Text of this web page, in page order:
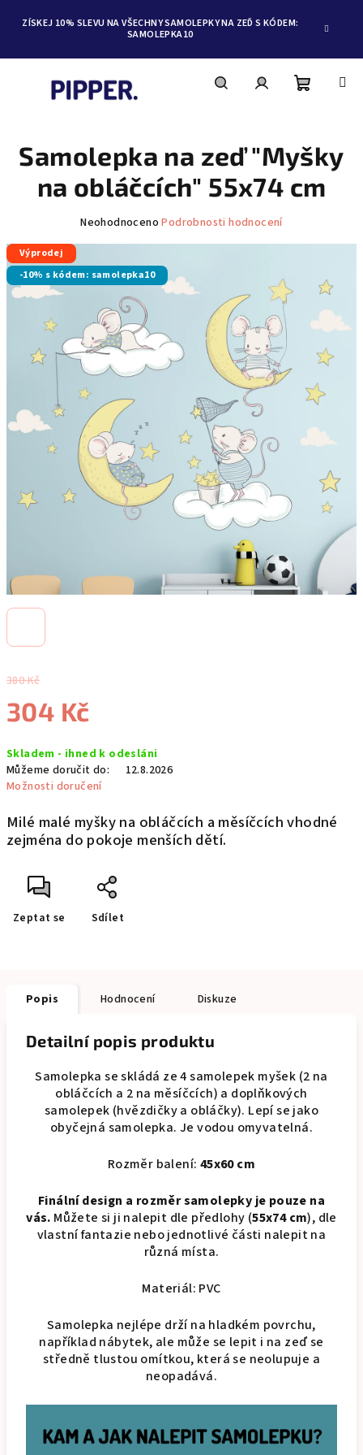
obsah
ZÍSKEJ 10% SLEVU NA VŠECHNY SAMOLEPKY NA ZEĎ S KÓDEM:
SAMOLEPKA10
košík
380 Kč
304 Kč
cena:
Skladem - ihned k odesláni
Můžeme doručit do:
12.8.2026
Možnosti doručení
Milé malé myšky na obláčcích a měsíčcích vhodné
zejména do pokoje menších dětí.
Zeptat se Sdílet
Samolepka na zeď "Myšky
na obláčcích" 55x74 cm
Průměrné
je
0,0
hvězdiček.
Neohodnoceno Podrobnosti hodnocení
Výprodej
-10% s kódem: samolepka10
Popis Hodnocení Diskuze
Detailní popis produktu
Samolepka se skládá ze 4 samolepek myšek (2 na
obláčcích a 2 na měsíčcích) a doplňkových
samolepek (hvězdičky a obláčky). Lepí se jako
obyčejná samolepka. Je vodou omyvatelná.
Rozměr balení: 45x60 cm
Finální design a rozměr samolepky je pouze na
vás. Můžete si ji nalepit dle předlohy (55x74 cm), dle
vlastní fantazie nebo jednotlivé části nalepit na
různá místa.
Materiál: PVC
Samolepka nejlépe drží na hladkém povrchu,
například nábytek, ale může se lepit i na zeď se
středně tlustou omítkou, která se neolupuje a
neopadává.